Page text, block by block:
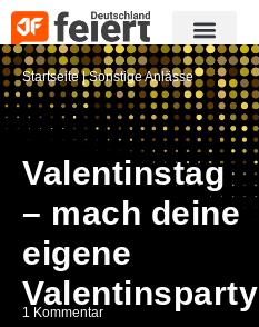
Startseite|Sonstige Anlässe
Valentinstag
– mach deine
eigene
Valentinsparty
1 Kommentar